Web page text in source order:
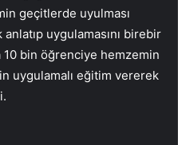
geçitlerde uyulması
uygulamasını birebir
10 bin öğrenciye hemzemin
uygulamalı eğitim vererek